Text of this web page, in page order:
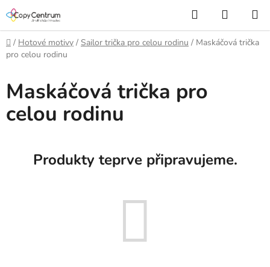
Přejít
na
obsah
Hledat
KOŠÍK
Domů
/ Hotové motivy / Sailor trička pro celou rodinu / Maskáčová trička
pro celou rodinu
Maskáčová trička pro
celou rodinu
Produkty teprve připravujeme.